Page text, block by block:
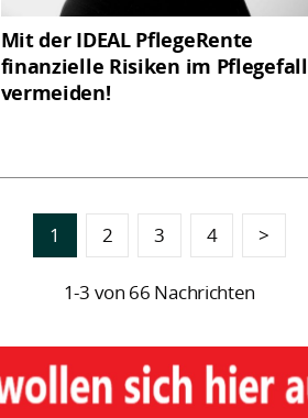
Mit der IDEAL PflegeRente
finanzielle Risiken im Pflegefall
vermeiden!
1 2 3 4 >
1-3 von 66 Nachrichten